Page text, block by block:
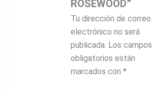
ROSEWOOD”
Tu dirección de correo
electrónico no será
publicada. Los campos
obligatorios están
marcados con *